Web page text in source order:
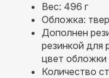
Вес: 496 г
Обложка:
Дополнен
резинкой для
цвет обложки
Количество